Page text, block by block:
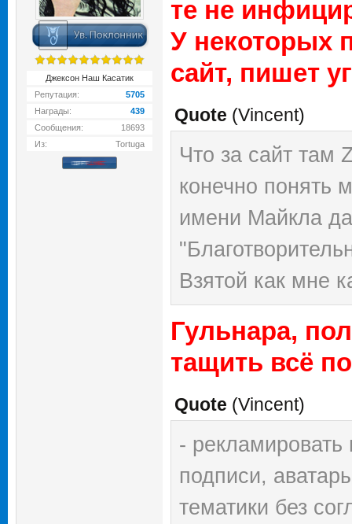
Джексон Наш Касатик
Репутация:
5705
Награды:
439
Сообщения:
18693
Из:
Tortuga
те не
У некоторых
сайт, пишет
Quote (Vincent)
Что за сайт там
конечно понять
имени Майкла
Взятой как мне
самое
Яндекс деньги
41001482242539
Можно
..мы должны
Очень хочется
Гульнара,
тащить всё
Quote (Vincent)
- рекламировать
подписи,
тематики без